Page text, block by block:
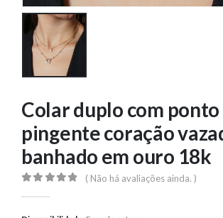
Colar duplo com ponto
pingente coração
banhado em ouro 18k
( Não há avaliações ainda. )